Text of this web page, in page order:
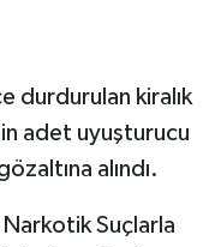
durdurulan kiralık
adet uyuşturucu
alındı.
Suçlarla